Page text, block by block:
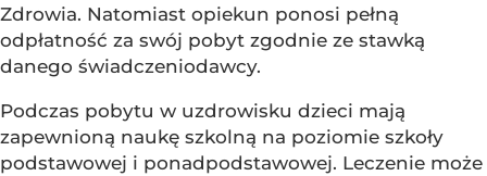
Zdrowia. Natomiast opiekun ponosi pełną
odpłatność za swój pobyt zgodnie ze stawką
danego świadczeniodawcy.
Podczas pobytu w uzdrowisku dzieci mają
zapewnioną naukę szkolną na poziomie szkoły
podstawowej i ponadpodstawowej. Leczenie może